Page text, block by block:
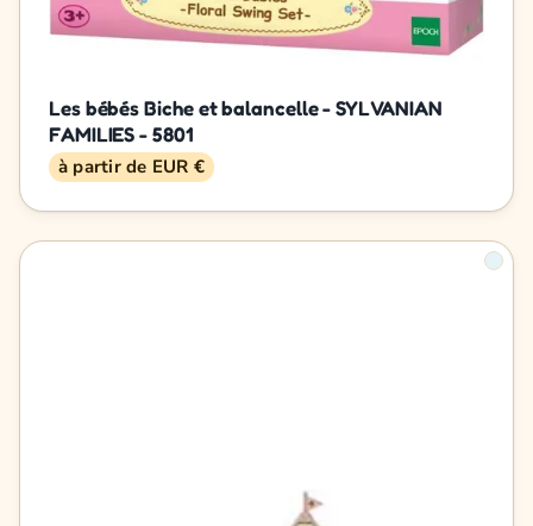
Les bébés Biche et balancelle - SYLVANIAN
FAMILIES - 5801
à partir de EUR €